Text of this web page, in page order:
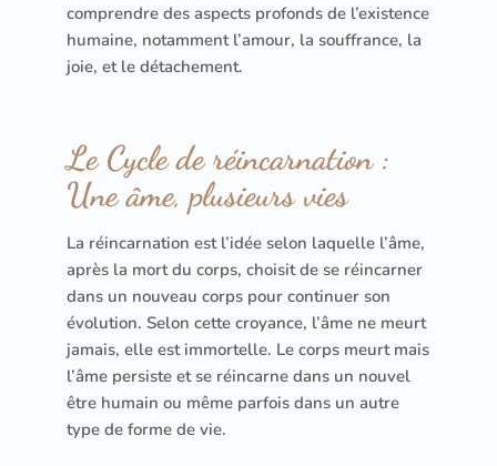
comprendre des aspects profonds de l’existence
humaine, notamment l’amour, la souffrance, la
joie, et le détachement.
Le Cycle de réincarnation :
Une âme, plusieurs vies
La réincarnation est l’idée selon laquelle l’âme,
après la mort du corps, choisit de se réincarner
dans un nouveau corps pour continuer son
évolution. Selon cette croyance, l’âme ne meurt
jamais, elle est immortelle. Le corps meurt mais
l’âme persiste et se réincarne dans un nouvel
être humain ou même parfois dans un autre
type de forme de vie.